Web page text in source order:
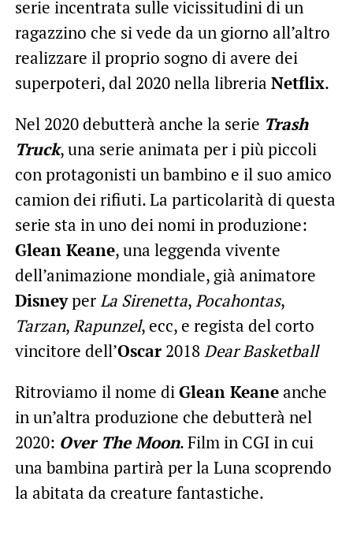
serie incentrata sulle vicissitudini di un
ragazzino che si vede da un giorno all’altro
realizzare il proprio sogno di avere dei
superpoteri, dal 2020 nella libreria Netflix.
Nel 2020 debutterà anche la serie Trash
Truck, una serie animata per i più piccoli
con protagonisti un bambino e il suo amico
camion dei rifiuti. La particolarità di questa
serie sta in uno dei nomi in produzione:
Glean Keane, una leggenda vivente
dell’animazione mondiale, già animatore
DisneyperLa Sirenetta,Pocahontas,
Tarzan,Rapunzel, ecc, e regista del corto
vincitore dell’Oscar2018Dear Basketball
Ritroviamo il nome diGlean Keaneanche
in un’altra produzione che debutterà nel
2020: Over The Moon. Film in CGI in cui
una bambina partirà per la Luna scoprendo
la abitata da creature fantastiche.